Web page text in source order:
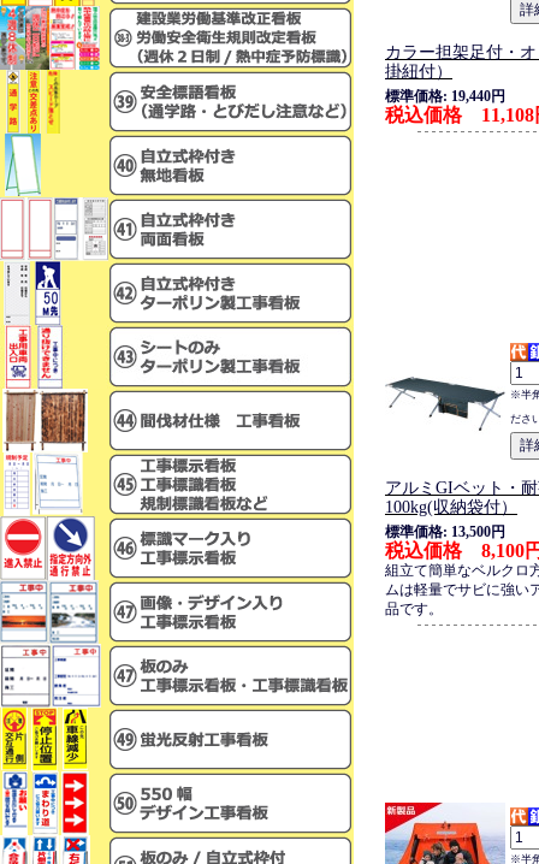
カラー担架足付・
掛紐付）
標準価格: 19,440円
税込価格 11,108
※半
ださ
アルミGIベット・
100kg(収納袋付）
標準価格: 13,500円
税込価格 8,100
組立て簡単なベルクロ
ムは軽量でサビに強い
品です。
※半